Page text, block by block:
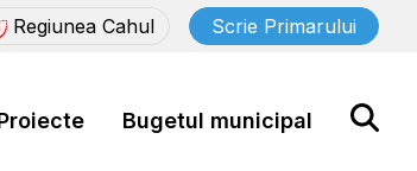
Regiunea Cahul Scrie Primarului
Bugetul municipal